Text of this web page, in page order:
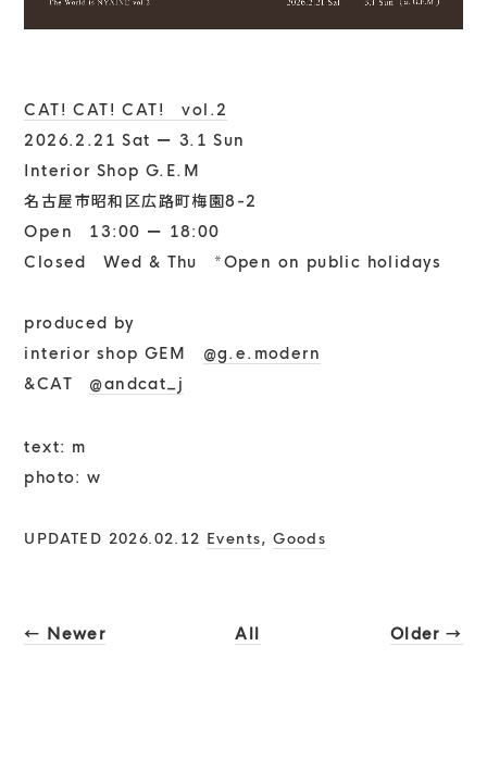
CAT! CAT! CAT! vol.2
2026.2.21 Sat ー 3.1 Sun
Interior Shop G.E.M
名古屋市昭和区広路町梅園8-2
Open 13:00 ー 18:00
Closed Wed & Thu *Open on public holidays
produced by
interior shop GEM @g.e. modern
&CAT @andcat_j
text: m
photo: w
UPDATED 2026.02.12 Events,Goods
Older →
← Newer All